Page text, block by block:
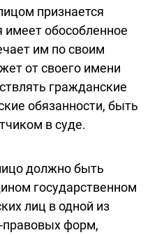
признается
имеет обособленное
им по своим
от своего имени
гражданские
обязанности, быть
в суде.
должно быть
государственном
лиц в одной из
правовых форм,